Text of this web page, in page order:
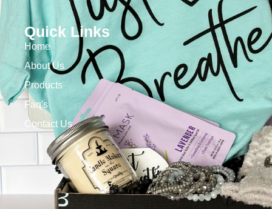
Quick Links
Home
About Us
Products
Faq's
Contact Us